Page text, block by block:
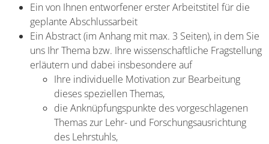
Ein von Ihnen entworfener erster Arbeitstitel für die
geplante Abschlussarbeit
Ein Abstract (im Anhang mit max. 3 Seiten), in dem Sie
uns Ihr Thema bzw. Ihre wissenschaftliche Fragstellung
erläutern und dabei insbesondere auf
Ihre individuelle Motivation zur Bearbeitung
dieses speziellen Themas,
die Anknüpfungspunkte des vorgeschlagenen
Themas zur Lehr- und Forschungsausrichtung
des Lehrstuhls,